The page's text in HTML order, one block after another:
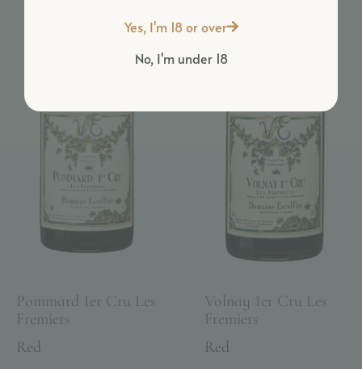
Pommard 1er Cru Les
Fremiers
Red
Volnay 1er Cru Les
Fremiers
Red
Yes, I'm 18 or over
No, I'm under 18